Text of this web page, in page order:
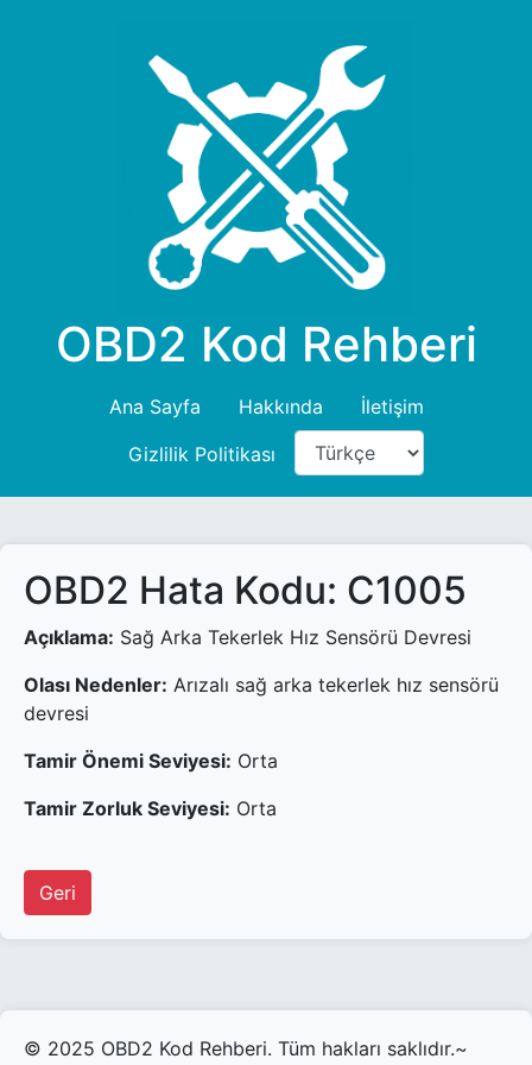
OBD2 Kod Rehberi
Ana Sayfa Hakkında
İletişim
Gizlilik Politikası
OBD2 Hata Kodu: C1005
Açıklama: Sağ Arka Tekerlek Hız Sensörü Devresi
Olası Nedenler: Arızalı sağ arka tekerlek hız sensörü
devresi
Tamir Önemi Seviyesi: Orta
Tamir Zorluk Seviyesi: Orta
Geri
© 2025 OBD2 Kod Rehberi. Tüm hakları saklıdır.~